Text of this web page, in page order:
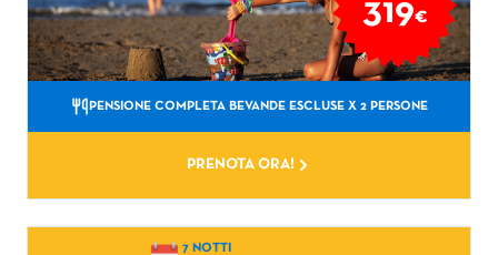
319€
PENSIONE COMPLETA BEVANDE ESCLUSE X 2 PERSONE
PRENOTA ORA!
7 NOTTI